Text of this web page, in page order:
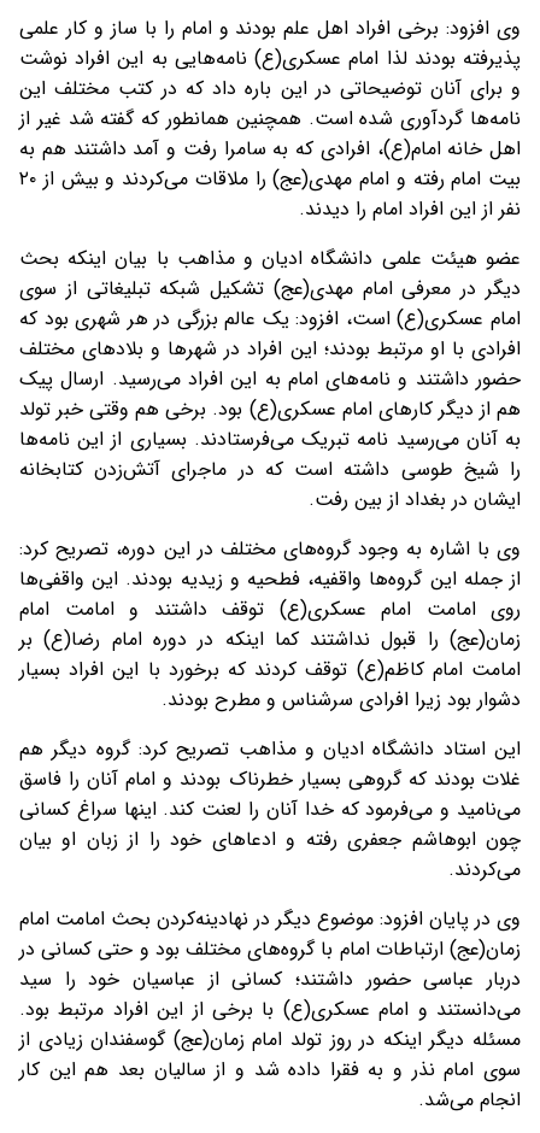
وی افزود: برخی افراد اهل علم بودند و امام را با ساز و کار علمی
پذیرفته بودند لذا امام عسکری(ع) نامه‌هایی به این افراد نوشت
و برای آنان توضیحاتی در این باره داد که در کتب مختلف این
نامه‌ها گردآوری شده است. همچنین همانطور که گفته شد غیر از
اهل خانه امام(ع)، افرادی که به سامرا رفت و آمد داشتند هم به
بیت امام رفته و امام مهدی(عج) را ملاقات می‌کردند و بیش از ۲۰
نفر از این افراد امام را دیدند.
عضو هیئت علمی دانشگاه ادیان و مذاهب با بیان اینکه بحث
دیگر در معرفی امام مهدی(عج) تشکیل شبکه تبلیغاتی از سوی
امام عسکری(ع) است، افزود: یک عالم بزرگی در هر شهری بود که
افرادی با او مرتبط بودند؛ این افراد در شهرها و بلادهای مختلف
حضور داشتند و نامه‌های امام به این افراد می‌رسید. ارسال پیک
هم از دیگر کارهای امام عسکری(ع) بود. برخی هم وقتی خبر تولد
به آنان می‌‌رسید نامه تبریک می‌فرستادند. بسیاری از این نامه‌ها
را شیخ طوسی داشته است که در ماجرای آتش‌زدن کتابخانه
ایشان در بغداد از بین رفت.
وی با اشاره به وجود گروه‌های مختلف در این دوره، تصریح کرد:
از جمله این گروه‌ها واقفیه، فطحیه و زیدیه بودند. این واقفی‌ها
روی امامت امام عسکری(ع) توقف داشتند و امامت امام
زمان(عج) را قبول نداشتند کما اینکه در دوره امام رضا(ع) بر
امامت امام کاظم(ع) توقف کردند که برخورد با این افراد بسیار
دشوار بود زیرا افرادی سرشناس و مطرح بودند.
این استاد دانشگاه ادیان و مذاهب تصریح کرد: گروه دیگر هم
غلات بودند که گروهی بسیار خطرناک بودند و امام آنان را فاسق
می‌نامید و می‌فرمود که خدا آنان را لعنت کند. اینها سراغ کسانی
چون ابوهاشم جعفری رفته و ادعاهای خود را از زبان او بیان
می‌کردند.
وی در پایان افزود: موضوع دیگر در نهادینه‌کردن بحث امامت امام
زمان(عج) ارتباطات امام با گروه‌های مختلف بود و حتی کسانی در
دربار عباسی حضور داشتند؛ کسانی از عباسیان خود را سید
می‌دانستند و امام عسکری(ع) با برخی از این افراد مرتبط بود.
مسئله دیگر اینکه در روز تولد امام زمان(عج) گوسفندان زیادی از
سوی امام نذر و به فقرا داده شد و از سالیان بعد هم این کار
انجام می‌شد.